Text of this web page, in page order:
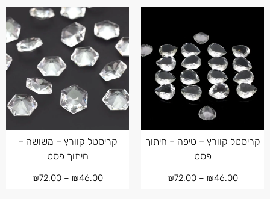
קריסטל קוורץ – טיפה – חיתוך
פסט
₪46.00
–
₪72.00
קריסטל קוורץ – משושה –
חיתוך פסט
₪46.00
–
₪72.00